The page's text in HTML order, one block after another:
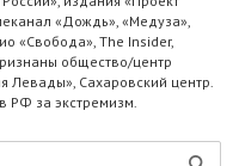
«Дождь», «Медуза»,
«Свобода», The Insider,
общество/центр
Левады», Сахаровский центр.
РФ за экстремизм.